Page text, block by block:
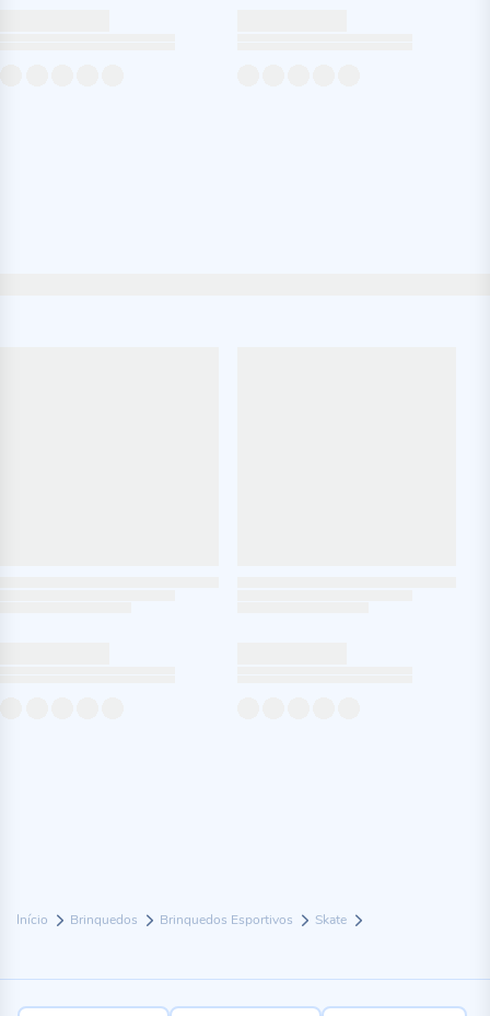
Início Brinquedos Brinquedos Esportivos Skate